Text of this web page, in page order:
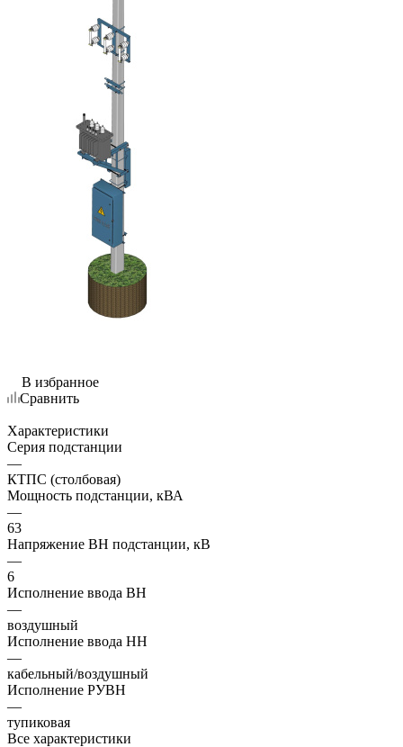
В избранное
Сравнить
Характеристики
Серия подстанции
—
КТПС (столбовая)
Мощность подстанции, кВА
—
63
Напряжение ВН подстанции, кВ
—
6
Исполнение ввода ВН
—
воздушный
Исполнение ввода НН
—
кабельный/воздушный
Исполнение РУВН
—
тупиковая
Все характеристики